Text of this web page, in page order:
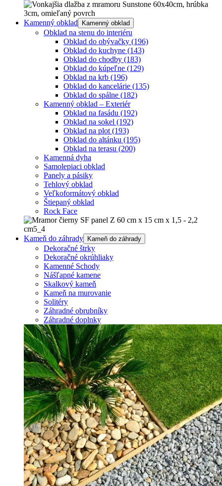
Kamenný obklad Kamenný obklad
Obklad na stenu do interiéru
Obklad do obývačky (196)
Obklad do kuchyne (143)
Obklad do chodby (183)
Obklad do kúpeľne (129)
Obklad na krb (196)
Obklad do kancelárie (135)
Obklad do spálne (182)
Kamenný obklad – Exteriér
Obklad na fasádu (192)
Obklad na sokel (192)
Obklad na plot (193)
Obklad do altánku (195)
Obklad na terasu (200)
Kamenná dyha
Samolepiaci obklad
Panely a pásiky
Tehlový obklad
Veľkoformátový obklad
Štiepaný obklad
Rock Face
Kameň do záhrady Kameň do záhrady
Dekoračné štrky
Dekoračné okrúhliaky
Kamenné Schody
Nášľapné kamene
Skalkový kameň
Kameň na murovanie
Solitéry
Záhradné obrubníky
Záhradné doplnky